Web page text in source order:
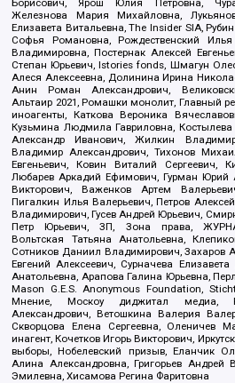
Железнова Мария Михайловна,
Елизавета Витальевна, The Insider SIA,
Софья Романовна, Рождественский
Владимировна, Постернак Алексей
Степан Юрьевич, Istories fonds, Шмагун
Алеся Алексеевна, Долинина Ирина
Анин Роман Александрович,
Альтаир 2021, Ромашки монолит, Главный
иноагенты, Каткова Вероника
Кузьмина Людмила Гавриловна,
Александр Иванович, Жилкин
Владимир Александрович, Тихонов
Евгеньевич, Ковин Виталий Сергеевич,
Любарев Аркадий Ефимович, Гурман Юрий
Викторович, Важенков Артем
Пигалкин Илья Валерьевич, Петров
Владимирович, Гусев Андрей Юрьевич,
Петр Юрьевич, ЗП, Зона права,
Вольтская Татьяна Анатольевна,
Сотников Даниил Владимирович, Захаров
Евгений Алексеевич, Сурначева
Анатольевна, Арапова Галина Юрьевна,
Mason G.E.S. Anonymous Foundation,
Мнение, Москоу диджитал медиа,
Александрович, Ветошкина Валерия
Скворцова Елена Сергеевна, Оленичев
инагент, Кочетков Игорь Викторович,
выборы, Нобелевский призыв, Еланчик
Алина Александровна, Григорьев Андрей
Эмилевна, Хисамова Регина Фаритовна